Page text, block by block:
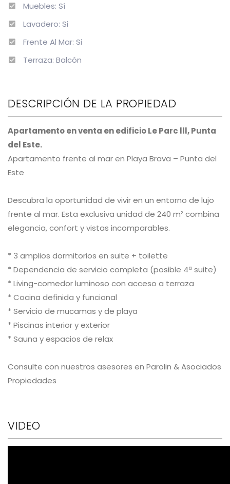
Muebles: Sí
Lavadero: Si
Frente Al Mar: Si
Terraza: Balcón
DESCRIPCIÓN DE LA PROPIEDAD
Apartamento en venta en edificio Le Parc lll, Punta
del Este.
Apartamento frente al mar en Playa Brava – Punta del
Este
Descubra la oportunidad de vivir en un entorno de lujo
frente al mar. Esta exclusiva unidad de 240 m² combina
elegancia, confort y vistas incomparables.
* 3 amplios dormitorios en suite + toilette
* Dependencia de servicio completa (posible 4ª suite)
* Living-comedor luminoso con acceso a terraza
* Cocina definida y funcional
* Servicio de mucamas y de playa
* Piscinas interior y exterior
* Sauna y espacios de relax
Consulte con nuestros asesores en Parolin & Asociados
Propiedades
VIDEO